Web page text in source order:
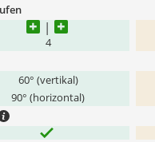
4
60° (vertikal)
90° (horizontal)